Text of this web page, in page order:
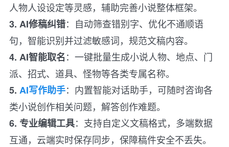
人物人设设定等灵感，辅助完善小说整体框架。
3. AI修稿纠错：自动筛查错别字、优化不通顺语
句，智能识别并过滤敏感词，规范文稿内容。
4. AI智能取名：一键批量生成小说人物、地点、门
派、招式、道具、怪物等各类专属名称。
5. AI写作助手：内置智能对话助手，可随时咨询各
类小说创作相关问题，解答创作难题。
6. 专业编辑工具：支持自定义文稿格式，多端数据
互通，云端实时保存同步，保障稿件安全不丢失。